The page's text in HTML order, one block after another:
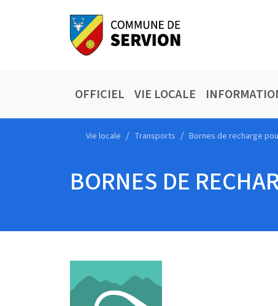
OFFICIEL VIE LOCALE
Vie locale Transports Bornes de recharge
BORNES DE